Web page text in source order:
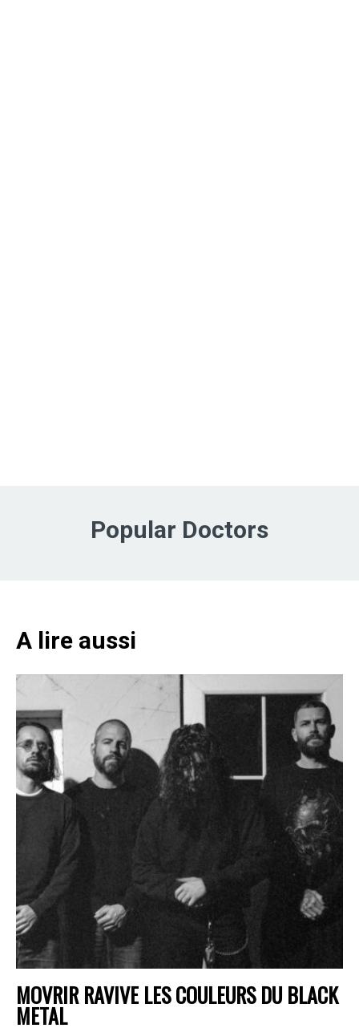
Popular Doctors
A lire aussi
MOVRIR RAVIVE LES COULEURS DU BLACK
METAL